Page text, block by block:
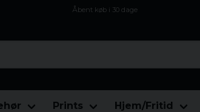
Åbent køb i 30 dage
Prints Hjem/Fritid